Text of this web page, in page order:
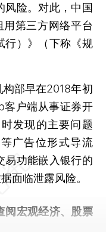
风险。对此，中国
第三方网络平台
行）》（下称《规
部早在2018年初
客户端从事证券开
发现的主要问题
广告位形式导流
易功能嵌入银行的
面临泄露风险。
阅宏观经济、股票